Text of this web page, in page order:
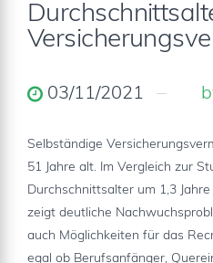
03/11/2021
Selbständige
51 Jahre alt. Im Vergleich zur
Durchschnittsalter um 1,3
zeigt deutliche
auch Möglichkeiten für das
egal ob Berufsanfänger,